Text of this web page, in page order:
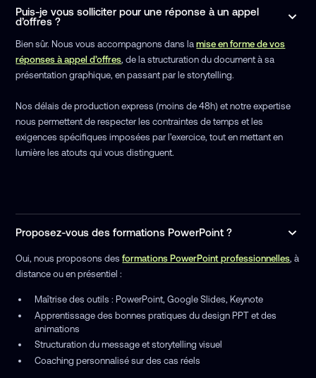
Puis-je vous solliciter pour une réponse à un appel
d’offres ?
Bien sûr. Nous vous accompagnons dans lamise en forme de vos
réponses à appel d’offres, de la structuration du document à sa
présentation graphique, en passant par le storytelling.
Nos délais de production express (moins de 48h) et notre expertise
nous permettent de respecter les contraintes de temps et les
exigences spécifiques imposées par l'exercice, tout en mettant en
lumière les atouts qui vous distinguent.
Proposez-vous des formations PowerPoint ?
Oui, nous proposons desformations PowerPoint professionnelles, à
distance ou en présentiel :
Maîtrise des outils : PowerPoint, Google Slides, Keynote
Apprentissage des bonnes pratiques du design PPT et des
animations
Structuration du message et storytelling visuel
Coaching personnalisé sur des cas réels